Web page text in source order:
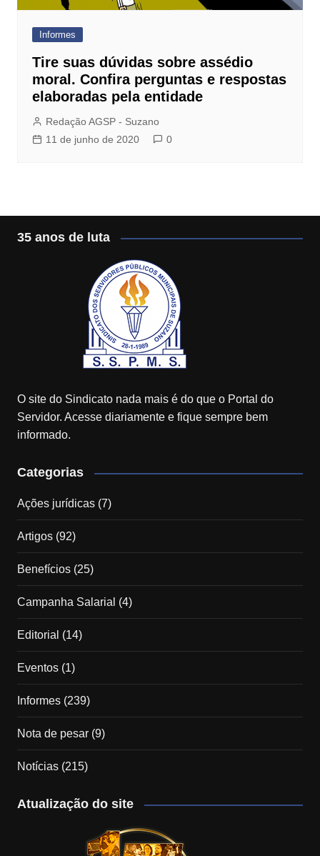
Informes
Tire suas dúvidas sobre assédio
moral. Confira perguntas e respostas
elaboradas pela entidade
Redação AGSP - Suzano
11 de junho de 2020
0
35 anos de luta
O site do Sindicato nada mais é do que o Portal do
Servidor. Acesse diariamente e fique sempre bem
informado.
Categorias
Ações jurídicas(7)
Artigos(92)
Benefícios(25)
Campanha Salarial (4)
Editorial (14)
Eventos(1)
Informes(239)
Nota de pesar(9)
Notícias(215)
Atualização do site